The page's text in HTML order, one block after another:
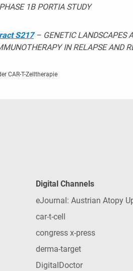
1B PORTIA STUDY
S217– GENETIC LANDSCAPES
IN RELAPSE AND
CAR-T-Zelltherapie
Digital Channels
eJournal: Austrian Atopy
car-t-cell
congress x-press
derma-target
DigitalDoctor